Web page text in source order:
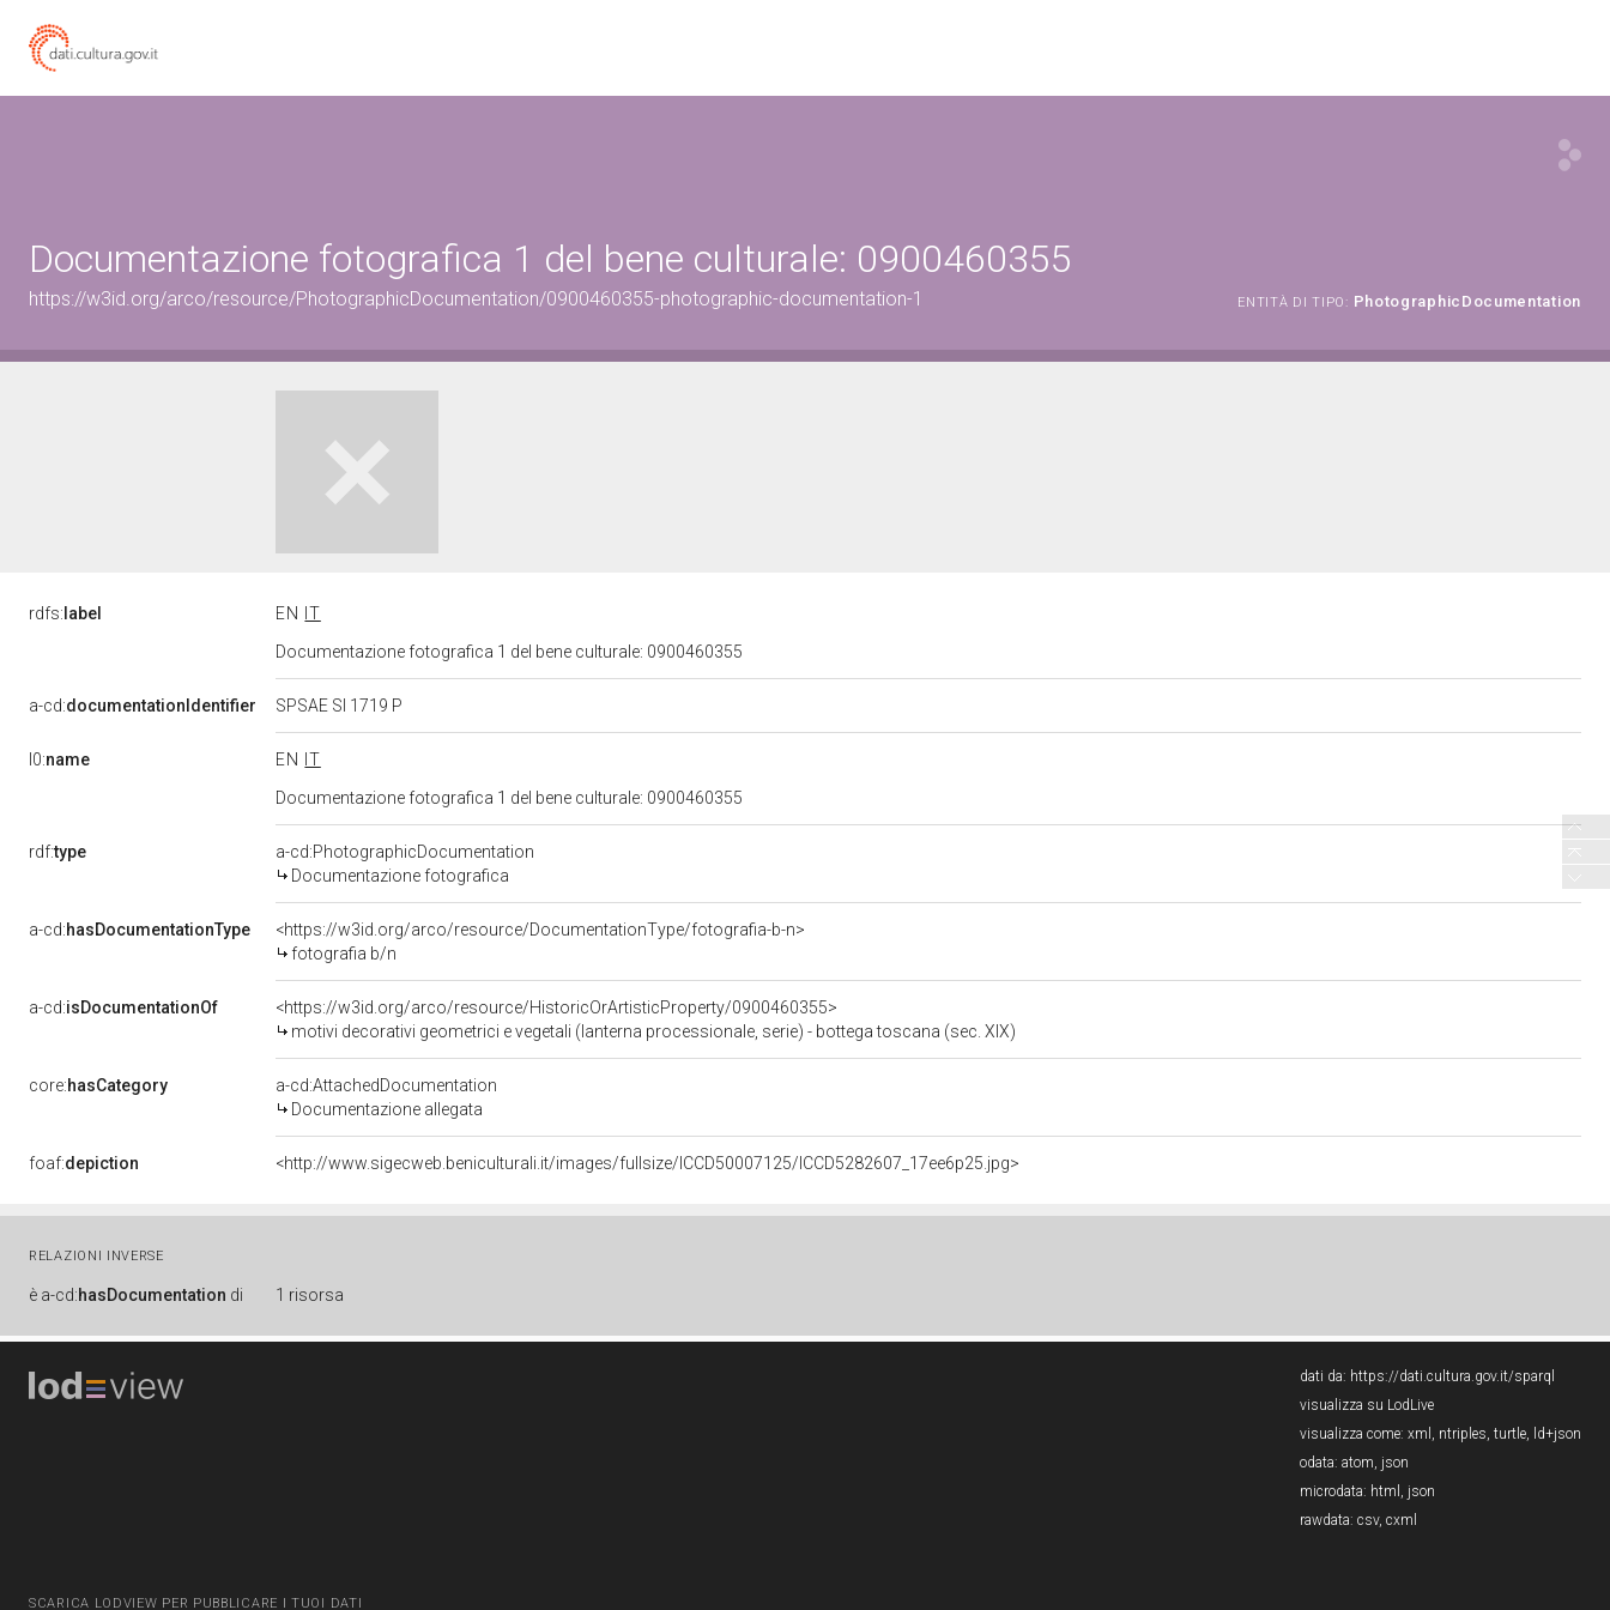
Documentazione fotografica 1 del bene culturale: 0900460355
https://w3id.org/arco/resource/PhotographicDocumentation/0900460355-photographic-documentation-1 ENTITÀ DI TIPO: PhotographicDocumentation
rdfs: label EN
IT
Documentazione fotografica 1 del bene culturale: 0900460355
a-cd:documentationIdentifier SPSAE SI 1719 P
l0:name EN
IT
Documentazione fotografica 1 del bene culturale: 0900460355
rdf:type
a-cd:PhotographicDocumentation
Documentazione fotografica
a-cd:hasDocumentationType
<https://w3id.org/arco/resource/DocumentationType/fotografia-b-n>
fotografia b/n
a-cd:isDocumentationOf
<https://w3id.org/arco/resource/HistoricOrArtisticProperty/0900460355>
motivi decorativi geometrici e vegetali (lanterna processionale, serie) - bottega toscana (sec. XIX)
core:hasCategory
a-cd:AttachedDocumentation
Documentazione allegata
foaf:depiction <http://www.sigecweb.beniculturali.it/images/fullsize/ICCD50007125/ICCD5282607_17ee6p25.jpg>
RELAZIONI INVERSE
è a-cd:hasDocumentation di 1 risorsa
SCARICA LODVIEW PER PUBBLICARE I TUOI DATI
dati da: https://dati.cultura.gov.it/sparql
visualizza su LodLive
visualizza come: xml , ntriples, turtle, ld+json
odata: atom, json
microdata: html , json
rawdata: csv, cxml